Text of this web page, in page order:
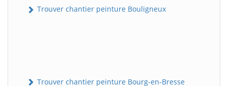
Trouver chantier peinture Bouligneux
Trouver chantier peinture Bourg-en-Bresse